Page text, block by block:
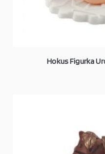
Hokus Figurka